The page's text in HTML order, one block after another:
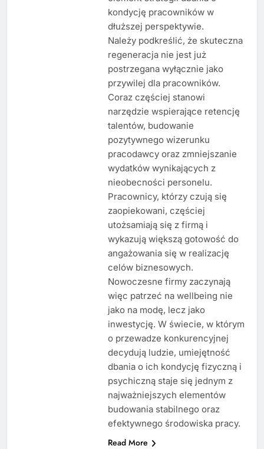
kondycję pracowników w
dłuższej perspektywie.
Należy podkreślić, że skuteczna
regeneracja nie jest już
postrzegana wyłącznie jako
przywilej dla pracowników.
Coraz częściej stanowi
narzędzie wspierające retencję
talentów, budowanie
pozytywnego wizerunku
pracodawcy oraz zmniejszanie
wydatków wynikających z
nieobecności personelu.
Pracownicy, którzy czują się
zaopiekowani, częściej
utożsamiają się z firmą i
wykazują większą gotowość do
angażowania się w realizację
celów biznesowych.
Nowoczesne firmy zaczynają
więc patrzeć na wellbeing nie
jako na modę, lecz jako
inwestycję. W świecie, w którym
o przewadze konkurencyjnej
decydują ludzie, umiejętność
dbania o ich kondycję fizyczną i
psychiczną staje się jednym z
najważniejszych elementów
budowania stabilnego oraz
efektywnego środowiska pracy.
Read More